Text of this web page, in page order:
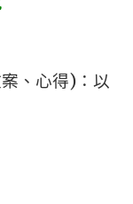
、心得)：以